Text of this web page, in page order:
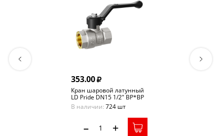
353.00
Кран шаровой латунный
LD Pride DN15 1/2" ВР*ВР
рычаг LD 47.301.15.
В наличии: 724 шт
– +